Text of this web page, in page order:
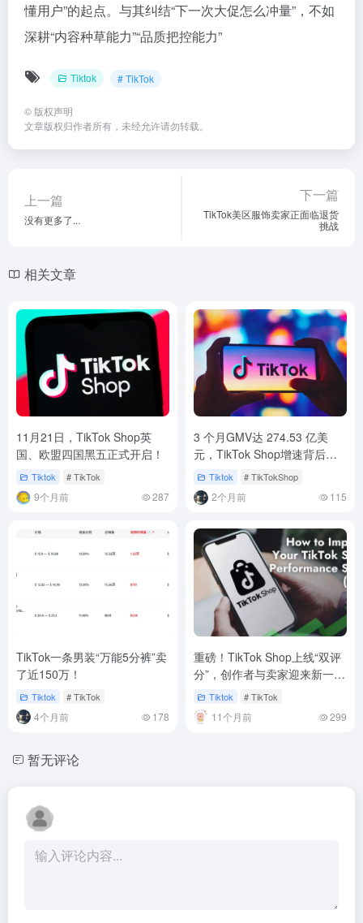
懂用户”的起点。与其纠结“下一次大促怎么冲量”，不如
深耕“内容种草能力”“品质把控能力”
Tiktok # TikTok
© 版权声明
文章版权归作者所有，未经允许请勿转载。
上一篇
没有更多了...
下一篇
TikTok美区服饰卖家正面临退货
挑战
相关文章
11月21日，TikTok Shop英
国、欧盟四国黑五正式开启！
Tiktok # TikTok
9个月前 287
3 个月GMV达 274.53 亿美
元，TikTok Shop增速背后释
放了什么信号？
Tiktok # TikTokShop
2个月前 115
TikTok一条男装“万能5分裤”卖
了近150万！
Tiktok # TikTok
4个月前 178
重磅！TikTok Shop上线“双评
分”，创作者与卖家迎来新一轮
洗牌Tiktok # TikTok
11个月前 299
暂无评论